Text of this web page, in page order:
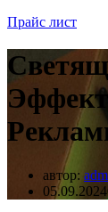
Прайс лист
автор:
05.09.2024